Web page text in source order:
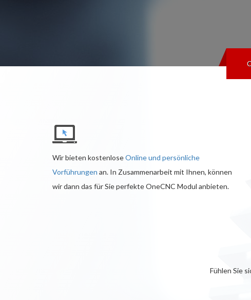
Wir bieten kostenloseOnline und persönliche
Vorführungen an. In Zusammenarbeit mit Ihnen, können
wir dann das für Sie perfekte OneCNC Modul anbieten.
Fühlen Sie